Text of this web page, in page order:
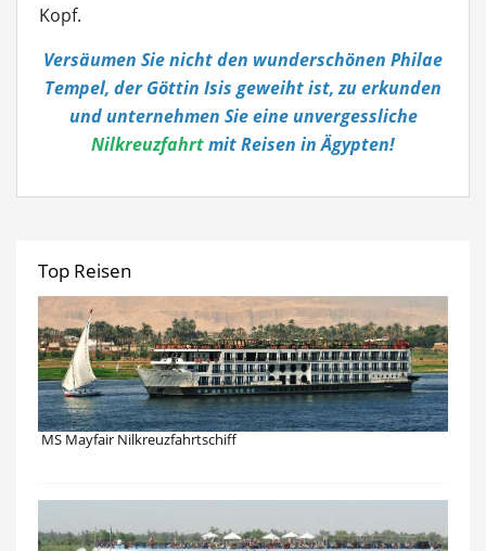
Kopf.
Versäumen Sie nicht den wunderschönen Philae
Tempel, der Göttin Isis geweiht ist, zu erkunden
und unternehmen Sie eine unvergessliche
Nilkreuzfahrtmit Reisen in Ägypten!
Top Reisen
MS Mayfair Nilkreuzfahrtschiff